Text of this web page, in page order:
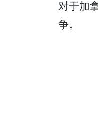
对于加
争。